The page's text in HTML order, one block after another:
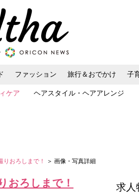
ケア ヘアスタイル・ヘアアレンジ
ファッション 旅行＆おでかけ 子
おろしまで！ ＞ 画像・写真詳細
おろしまで！ 求人